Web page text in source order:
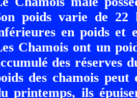
poids varie de
en poids et
Chamois ont un
des réserves
des chamois
printemps, ils